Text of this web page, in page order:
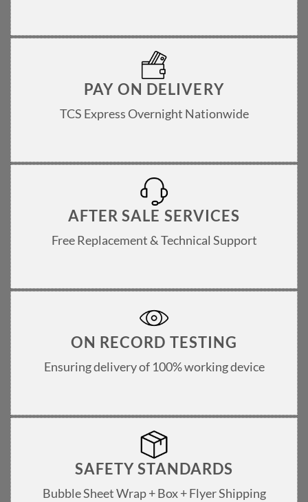
PAY ON DELIVERY
TCS Express Overnight Nationwide
AFTER SALE SERVICES
Free Replacement & Technical Support
ON RECORD TESTING
Ensuring delivery of 100% working device
SAFETY STANDARDS
Bubble Sheet Wrap + Box + Flyer Shipping